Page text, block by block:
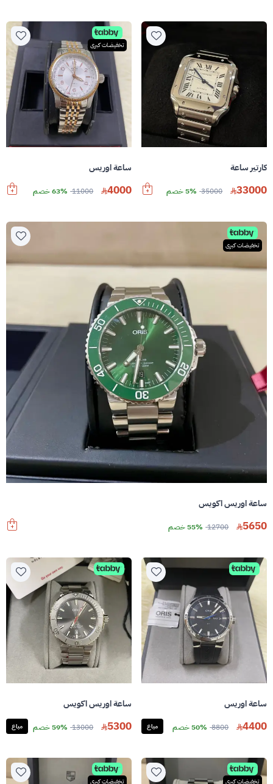
كارتير ساعة
33000
35000 5% خصم
تخفيضات كبرى
ساعة اوريس
4000
11000 63% خصم
تخفيضات كبرى
ساعة اوريس اكويس
5650
12700 55% خصم
ساعة اوريس
4400
8800 50% خصم مباع
ساعة اوريس اكويس
5300
13000 59% خصم مباع
تخفيضات كبرى تخفيضات كبرى